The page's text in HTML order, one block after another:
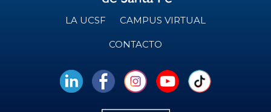
LA UCSF CAMPUS VIRTUAL
CONTACTO